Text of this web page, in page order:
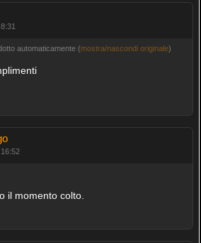
automaticamente (mostra/nascondi originale)
il momento colto.